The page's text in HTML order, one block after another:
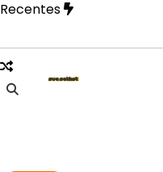
Skip
content
Recentes
fase mais íntima em